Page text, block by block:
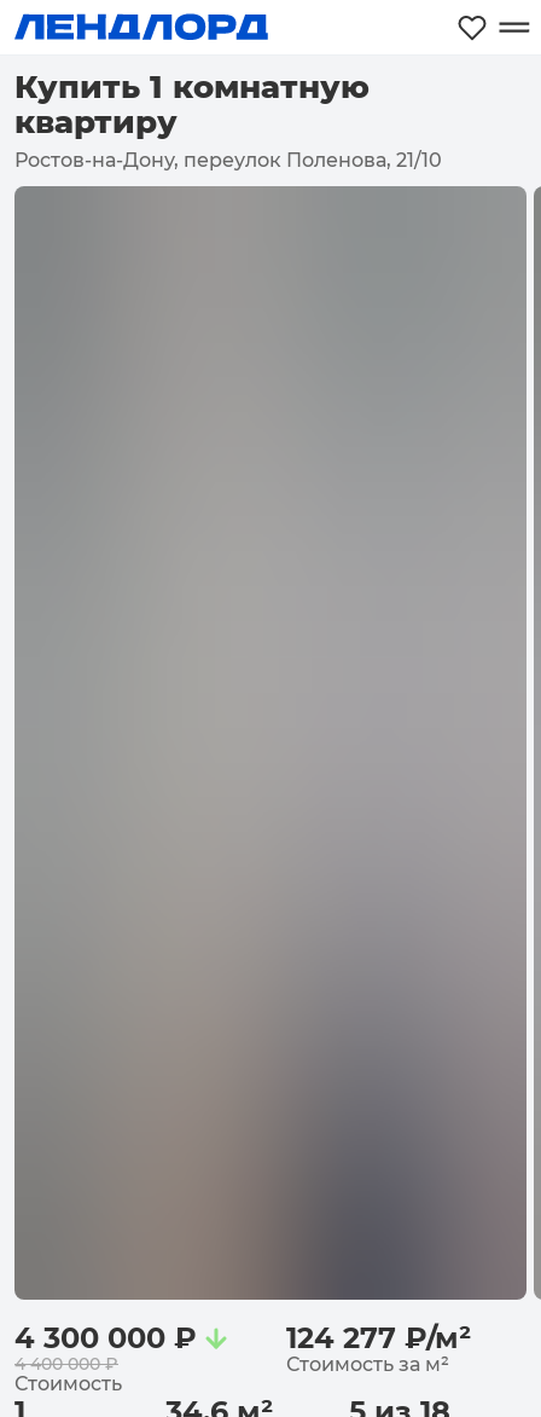
Купить 1 комнатную
квартиру
Ростов-на-Дону, переулок Поленова, 21/10
4 300 000 ₽
4 400 000 ₽
Стоимость
124 277 ₽/м²
Стоимость за м²